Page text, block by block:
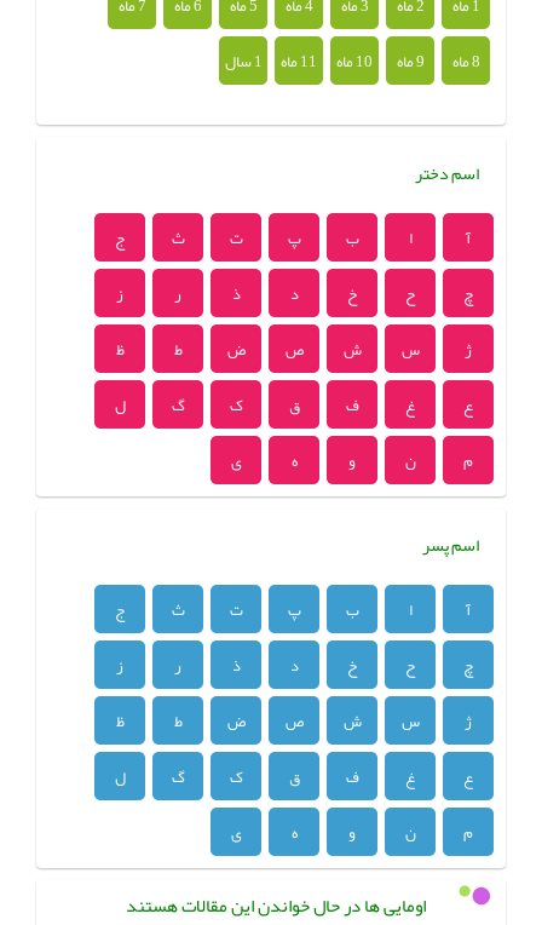
8 ماه
9 ماه 10 ماه 11 ماه 1 سال
اسم دختر
آ ا ب پ ت ث
ج
چ
ح خ د ذ ر
ز
ژ
س ش ص ض ط
ظ
ع
غ ف ق ک گ
ل
م
ن و ه ی
اسم پسر
آ ا ب پ ت ث
ج
چ
ح خ د ذ ر
ز
ژ
س ش ص ض ط
ظ
ع
غ ف ق ک گ
ل
م
ن و ه ی
اومایی ها در حال خواندن این مقالات هستند